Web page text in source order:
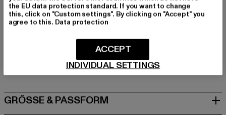
Elasthan
Art.Nr: TB4535-00007
Hersteller: TB International GmbH |info@tbint.de
Dr.-Robert-Murjahn-Straße 7 | 64372 Ober-Ramstadt |
GRÖSSE & PASSFORM
the EU data protection standard. If you want to change
this, click on "Custom settings". By clicking on "Accept" you
agree to this. Data protection
INDIVIDUAL SETTINGS
ACCEPT